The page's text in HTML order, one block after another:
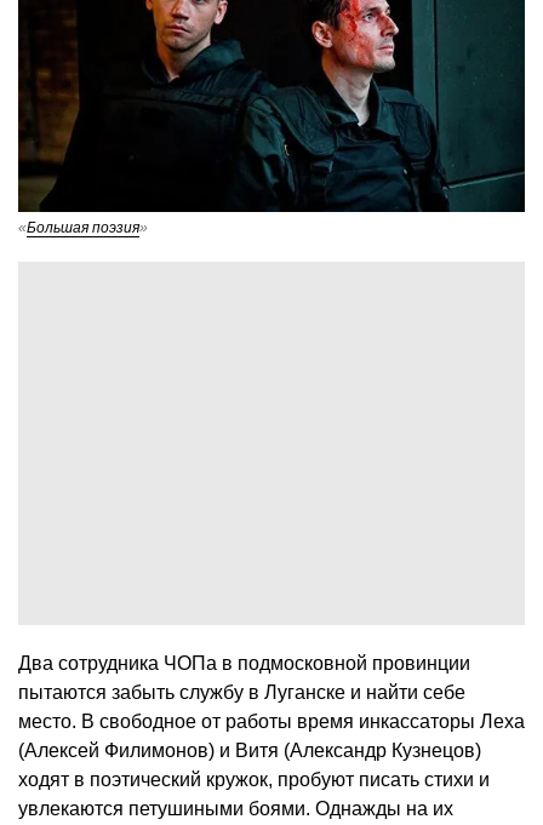
«Большая поэзия»
Два сотрудника ЧОПа в подмосковной провинции
пытаются забыть службу в Луганске и найти себе
место. В свободное от работы время инкассаторы Леха
(Алексей Филимонов) и Витя (Александр Кузнецов)
ходят в поэтический кружок, пробуют писать стихи и
увлекаются петушиными боями. Однажды на их